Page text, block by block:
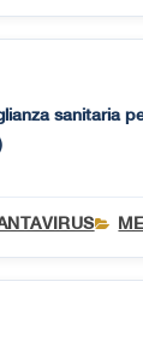
sanitaria